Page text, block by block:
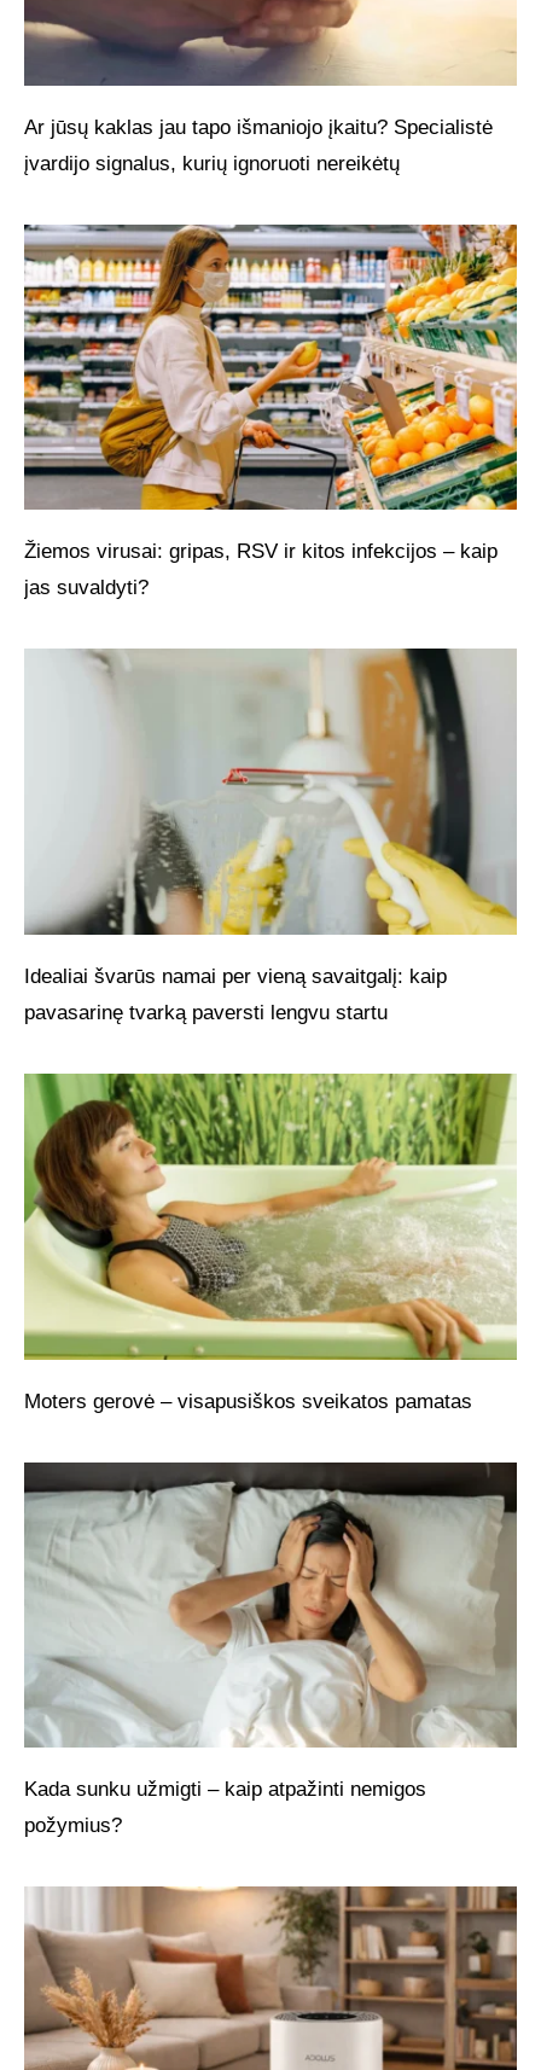
Ar jūsų kaklas jau tapo išmaniojo įkaitu? Specialistė
įvardijo signalus, kurių ignoruoti nereikėtų
Žiemos virusai: gripas, RSV ir kitos infekcijos – kaip
jas suvaldyti?
Idealiai švarūs namai per vieną savaitgalį: kaip
pavasarinę tvarką paversti lengvu startu
Moters gerovė – visapusiškos sveikatos pamatas
Kada sunku užmigti – kaip atpažinti nemigos
požymius?